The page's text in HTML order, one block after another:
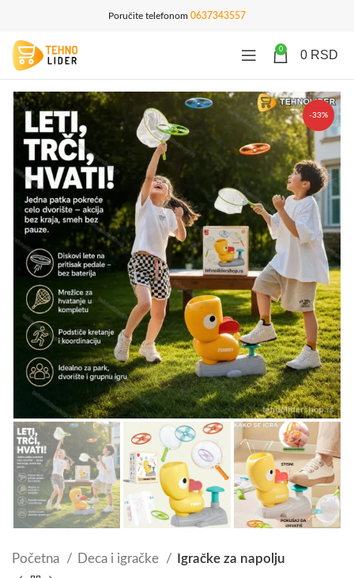
Poručite telefonom 0637343557
0 0 RSD
-33%
Početna Deca i igračke Igračke za napolju